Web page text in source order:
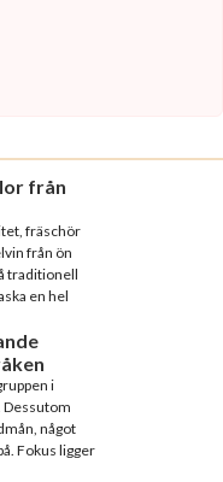
från
fräschör
från ön
traditionell
en hel
i
något
Fokus ligger